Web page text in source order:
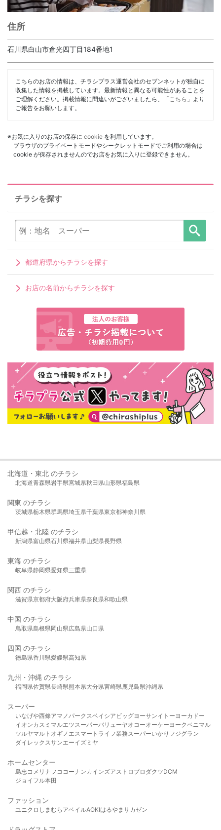
住所
石川県白山市倉光四丁目184番地1
こちらのお店の情報は、チラシプラス運営会社のセブンネットが独自に
収集した情報を掲載しています。最新情報と異なる可能性があることを
ご理解ください。掲載情報に間違いがございましたら、「 こちら 」より
ご報告をお願いします。
※お気に入りのお店の保存に cookie を利用しています。
ブラウザのプライベートモードやシークレットモードでご利用の場合は
cookie が保存されませんのでお店をお気に入りに登録できません。
チラシを探す
都道府県からチラシを探す
お店の名前からチラシを探す
北海道・東北 のチラシ
北海道青森県岩手県宮城県秋田県山形県福島県
関東 のチラシ
茨城県栃木県群馬県埼玉県千葉県東京都神奈川県
甲信越・北陸 のチラシ
新潟県富山県石川県福井県山梨県長野県
東海 のチラシ
岐阜県静岡県愛知県三重県
関西 のチラシ
滋賀県京都府大阪府兵庫県奈良県和歌山県
中国 のチラシ
鳥取県島根県岡山県広島県山口県
四国 のチラシ
徳島県香川県愛媛県高知県
九州・沖縄 のチラシ
福岡県佐賀県長崎県熊本県大分県宮崎県鹿児島県沖縄県
スーパー
いなげや西條アマノパークスベイシア ビッグヨーサンイトーヨーカドー
イオンカスミ マルエツスーパーバリューヤオコーオーケー ヨークベニマル
ツルヤマルト オギノ エスマート ライフ業務スーパーいかり フジグラン
ダイレックスサンエーイズミヤ
ホームセンター
島忠 コメリ ナフコ コーナンカインズアストロプロダクツDCM
ジョイフル本田
ファッション
ユニクロ しまむら アベイルAOKIはるやま サカゼン